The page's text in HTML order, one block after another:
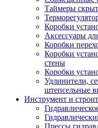
Таймеры
Коробки
Аксессуары
Коробки
Коробки
стены
Коробки
Удлинители,
штепсельные
Инструмент и
Прессы